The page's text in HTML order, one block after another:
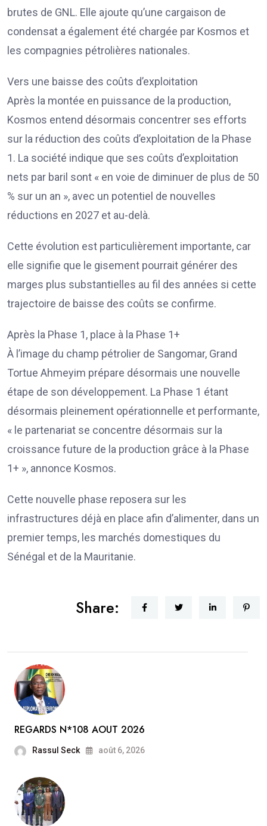
brutes de GNL. Elle ajoute qu’une cargaison de
condensat a également été chargée par Kosmos et
les compagnies pétrolières nationales.
Vers une baisse des coûts d’exploitation
Après la montée en puissance de la production,
Kosmos entend désormais concentrer ses efforts
sur la réduction des coûts d’exploitation de la Phase
1. La société indique que ses coûts d’exploitation
nets par baril sont « en voie de diminuer de plus de 50
% sur un an », avec un potentiel de nouvelles
réductions en 2027 et au-delà.
Cette évolution est particulièrement importante, car
elle signifie que le gisement pourrait générer des
marges plus substantielles au fil des années si cette
trajectoire de baisse des coûts se confirme.
Après la Phase 1, place à la Phase 1+
À l’image du champ pétrolier de Sangomar, Grand
Tortue Ahmeyim prépare désormais une nouvelle
étape de son développement. La Phase 1 étant
désormais pleinement opérationnelle et performante,
« le partenariat se concentre désormais sur la
croissance future de la production grâce à la Phase
1+ », annonce Kosmos.
Cette nouvelle phase reposera sur les
infrastructures déjà en place afin d’alimenter, dans un
premier temps, les marchés domestiques du
Sénégal et de la Mauritanie.
Share:
REGARDS N*108 AOUT 2026
Rassul Seck août 6, 2026